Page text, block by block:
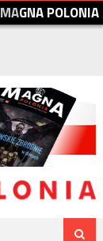
MAGNAPOLONIA